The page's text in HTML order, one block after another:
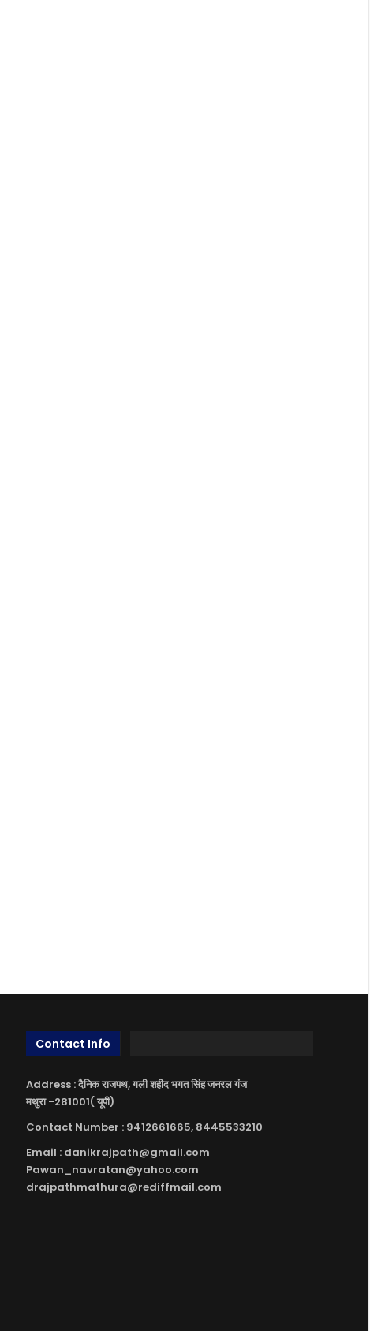
Contact Info
Address : दैनिक राजपथ, गली शहीद भगत सिंह जनरल गंज
मथुरा -281001( यूपी)
Contact Number : 9412661665, 8445533210
Email : danikrajpath@gmail.com
Pawan_navratan@yahoo.com
drajpathmathura@rediffmail.com